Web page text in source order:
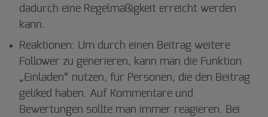
dadurch eine Regelmäßigkeit erreicht werden
kann.
Reaktionen: Um durch einen Beitrag weitere
Follower zu generieren, kann man die Funktion
„Einladen“ nutzen, für Personen, die den Beitrag
geliked haben. Auf Kommentare und
Bewertungen sollte man immer reagieren. Bei